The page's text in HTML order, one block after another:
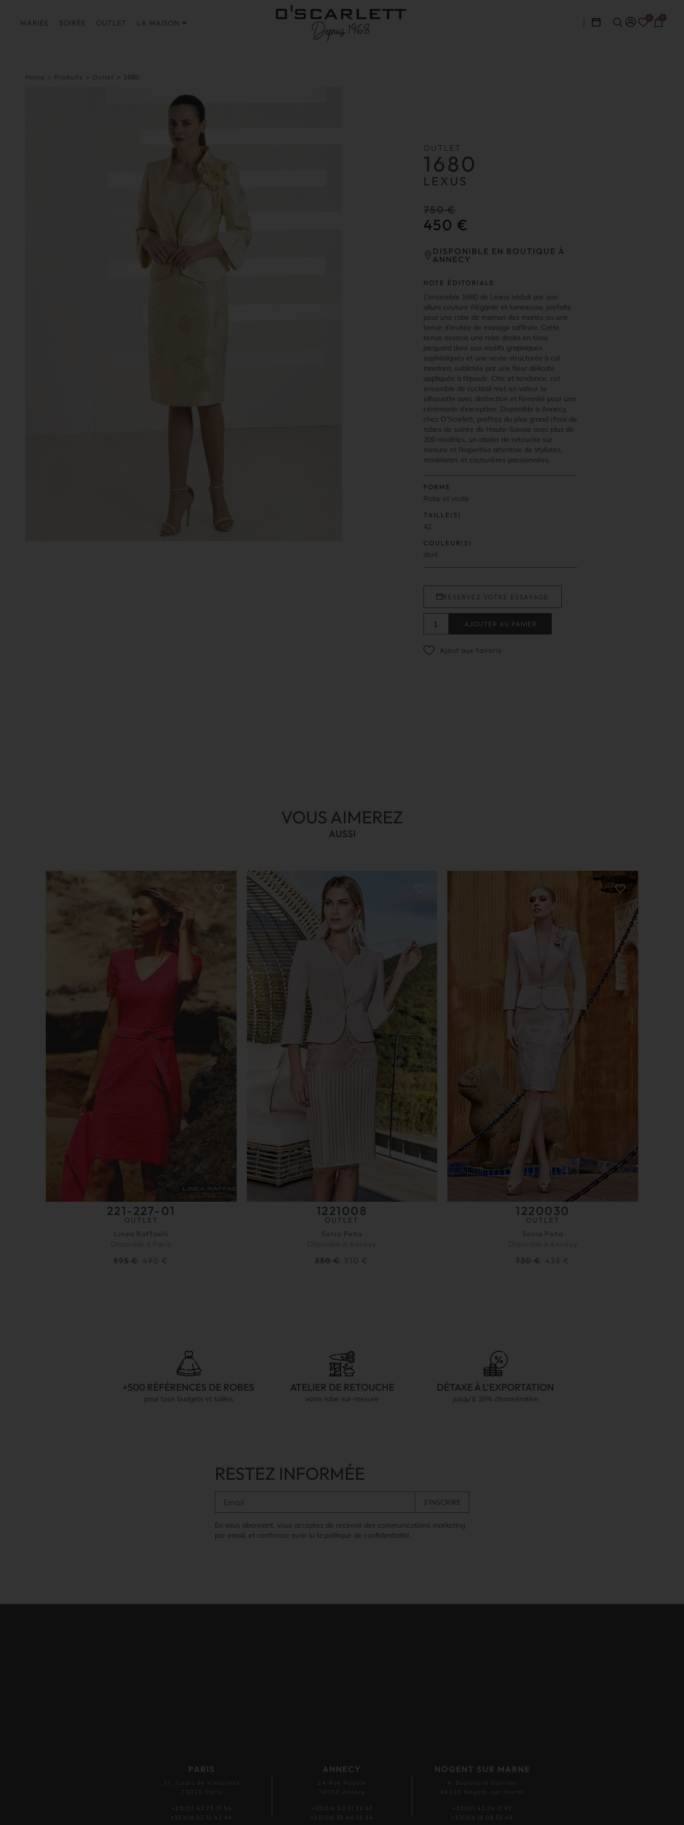
MARIÉE SOIRÉE OUTLET LA MAISON
Home > Produits > Outlet > 1680
OUTLET
1680
LEXUS
750€
450 €
DISPONIBLE EN BOUTIQUE À
ANNECY
NOTE ÉDITORIALE
L’ensemble 1680 de Lexus séduit par son
allure couture élégante et lumineuse, parfaite
pour une robe de maman des mariés ou une
tenue d’invitée de mariage raffinée. Cette
tenue associe une robe droite en tissu
jacquard doré aux motifs graphiques
sophistiqués et une veste structurée à col
montant, sublimée par une fleur délicate
appliquée à l’épaule. Chic et tendance, cet
ensemble de cocktail met en valeur la
silhouette avec distinction et féminité pour une
cérémonie d’exception. Disponible à Annecy,
chez O’Scarlett, profitez du plus grand choix de
robes de soirée de Haute-Savoie avec plus de
200 modèles, un atelier de retouche sur
mesure et l’expertise attentive de stylistes,
modélistes et couturières passionnées.
FORME
Robe et veste
TAILLE(S)
42
COULEUR(S)
doré
RÉSERVEZ VOTRE ESSAYAGE
AJOUTER AU PANIER
Ajout aux favoris
VOUS AIMEREZ
AUSSI
221-227-01
OUTLET
Linea Raffaelli
Disponible à Paris
895€ 490 €
1221008
OUTLET
Sonia Peña
Disponible à Annecy
850€ 510 €
1220030
OUTLET
Sonia Peña
Disponible à Annecy
730€ 438 €
+500 RÉFÉRENCES DE ROBES
pour tous budgets et tailles
ATELIER DE RETOUCHE
votre robe sur-mesure
DÉTAXE À L'EXPORTATION
jusqu’à 16% d’exonération
RESTEZ INFORMÉE
En vous abonnant, vous acceptez de recevoir des communications marketing
par email, et confirmez avoir lu la politique de confidentialité.
PARIS
37, Cours de Vincennes
75020 Paris
+33(0)1 43 73 13 54
+33(0)6 52 12 42 44
ANNECY
24 Rue Royale
74000 Annecy
+33(0)4 50 51 38 62
+33(0)6 28 40 55 34
NOGENT SUR MARNE
4, Boulevard Gallieni
94130 Nogent-sur-marne
+33(0)1 43 24 11 92
+33(0)6 18 08 52 48